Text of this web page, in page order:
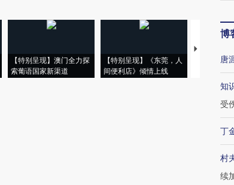
【特别呈现】澳门全力探
索葡语国家新渠道
【特别呈现】《东莞，人
间便利店》倾情上线
【推广】走
会，让数
博
唐
知
受
丁
村
续